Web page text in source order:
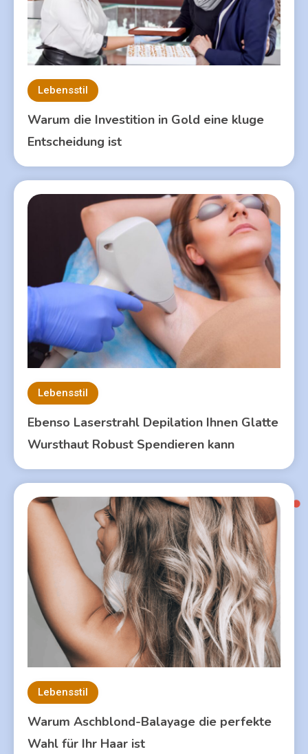
Lebensstil
Warum die Investition in Gold eine kluge
Entscheidung ist
Lebensstil
Ebenso Laserstrahl Depilation Ihnen Glatte
Wursthaut Robust Spendieren kann
Lebensstil
Warum Aschblond-Balayage die perfekte
Wahl für Ihr Haar ist